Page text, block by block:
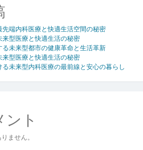
端内科医療と快適生活空間の秘密
型医療と快適生活の秘密
未来型都市の健康革命と生活革新
型医療と快適生活の秘密
未来型内科医療の最前線と安心の暮らし
ト
ません。